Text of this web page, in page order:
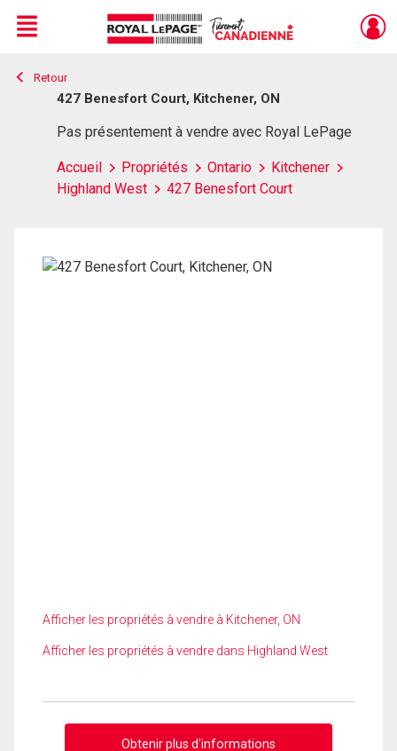
Live
En Direct
Menu
Retour
427 Benesfort Court, Kitchener, ON
Pas présentement à vendre avec Royal LePage
Accueil Propriétés Ontario
Kitchener
Highland West
427 Benesfort Court
Afficher les propriétés à vendre à Kitchener, ON
Afficher les propriétés à vendre dans Highland West
Obtenir plus d'informations